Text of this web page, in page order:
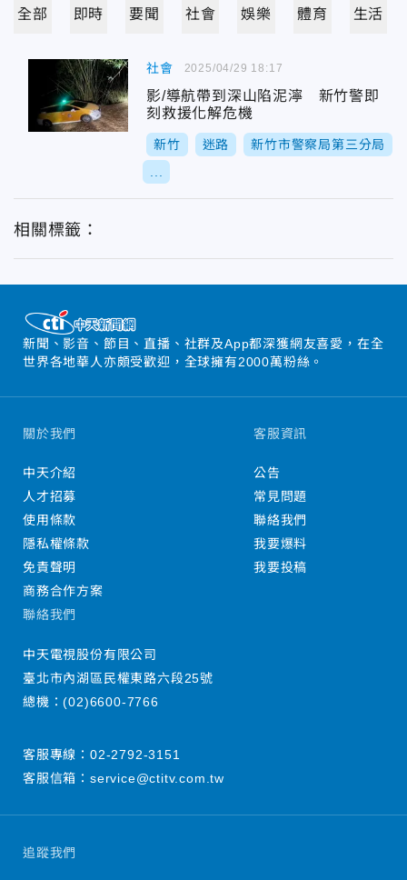
全部 即時 要聞 社會 娛樂 體育 生活
社會
影/導航帶到深山陷泥濘 新竹警即
刻救援化解危機
新竹 迷路 新竹市警察局第三分局
2025/04/29 18:17
相關標籤：
新聞、影音、節目、直播、社群及App都深獲網友喜愛，在全
世界各地華人亦頗受歡迎，全球擁有2000萬粉絲。
追蹤我們
關於我們
中天介紹
人才招募
使用條款
隱私權條款
免責聲明
商務合作方案
客服資訊
公告
常見問題
聯絡我們
我要爆料
我要投稿
聯絡我們
中天電視股份有限公司
臺北市內湖區民權東路六段25號
總機：(02)6600-7766
客服專線： 02-2792-3151
客服信箱： service@ctitv.com.tw